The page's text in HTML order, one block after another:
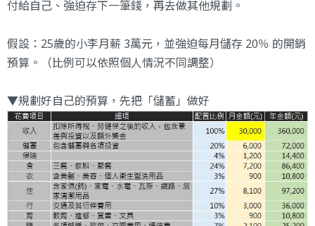
付給自己、強迫存下一筆錢，再去做其他規劃。
假設：25歲的小李月薪 3萬元，並強迫每月儲存 20％ 的開銷
預算。（比例可以依照個人情況不同調整）
▼規劃好自己的預算，先把「儲蓄」做好